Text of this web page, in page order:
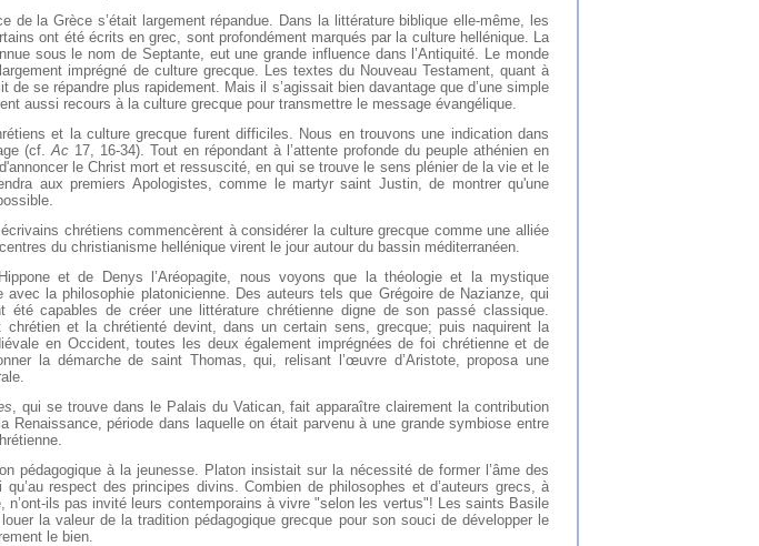
de la Grèce s’était largement répandue. Dans la littérature biblique elle-même, les
ont été écrits en grec, sont profondément marqués par la culture hellénique. La
sous le nom de Septante, eut une grande influence dans l’Antiquité. Le monde
imprégné de culture grecque. Les textes du Nouveau Testament, quant à
se répandre plus rapidement. Mais il s’agissait bien davantage que d’une simple
aussi recours à la culture grecque pour transmettre le message évangélique.
et la culture grecque furent difficiles. Nous en trouvons une indication dans
(cf.Ac 17, 16-34). Tout en répondant à l’attente profonde du peuple athénien en
le Christ mort et ressuscité, en qui se trouve le sens plénier de la vie et le
aux premiers Apologistes, comme le martyr saint Justin, de montrer qu'une
chrétiens commencèrent à considérer la culture grecque comme une alliée
du christianisme hellénique virent le jour autour du bassin méditerranéen.
et de Denys l’Aréopagite, nous voyons que la théologie et la mystique
la philosophie platonicienne. Des auteurs tels que Grégoire de Nazianze, qui
été capables de créer une littérature chrétienne digne de son passé classique.
chrétien et la chrétienté devint, dans un certain sens, grecque; puis naquirent la
en Occident, toutes les deux également imprégnées de foi chrétienne et de
la démarche de saint Thomas, qui, relisant l’œuvre d’Aristote, proposa une
, qui se trouve dans le Palais du Vatican, fait apparaître clairement la contribution
Renaissance, période dans laquelle on était parvenu à une grande symbiose entre
pédagogique à la jeunesse. Platon insistait sur la nécessité de former l’âme des
respect des principes divins. Combien de philosophes et d’auteurs grecs, à
ils pas invité leurs contemporains à vivre "selon les vertus"! Les saints Basile
la valeur de la tradition pédagogique grecque pour son souci de développer le
le bien.